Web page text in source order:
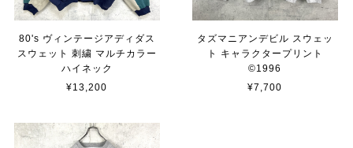
80's ヴィンテージアディダス
スウェット 刺繍 マルチカラー
ハイネック
¥13,200
タズマニアンデビル スウェッ
ト キャラクタープリント
©︎1996
¥7,700